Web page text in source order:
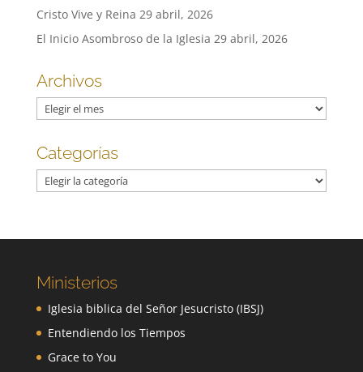
Cristo Vive y Reina 29 abril, 2026
El Inicio Asombroso de la Iglesia 29 abril, 2026
Archivos
Archivos
Categorías
Categorías
Ministerios
Iglesia biblica del Señor Jesucristo (IBSJ)
Entendiendo los Tiempos
Grace to You